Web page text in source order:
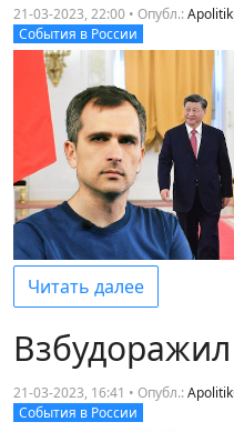
21-03-2023, 22:00 • Опубл.:
События в России
Читать далее
Взбудоражил
21-03-2023, 16:41 • Опубл.:
События в России